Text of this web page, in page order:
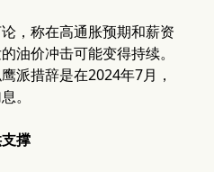
，称在高通胀预期和薪资
油价冲击可能变得持续。
派措辞是在2024年7月，
。
撑